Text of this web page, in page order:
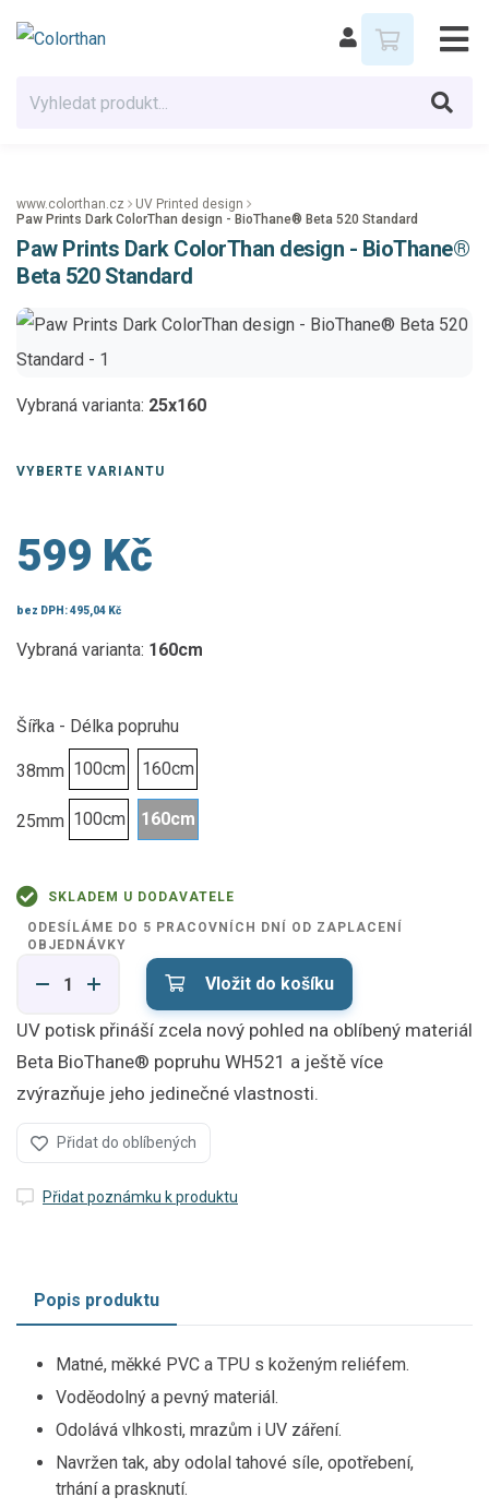
www.colorthan.cz
UV Printed design
Paw Prints Dark ColorThan design - BioThane® Beta 520 Standard
Paw Prints Dark ColorThan design - BioThane®
Beta 520 Standard
Vybraná varianta: 25x160
VYBERTE VARIANTU
UV potisk přináší zcela nový pohled na oblíbený materiál
Beta BioThane® popruhu WH521 a ještě více
zvýrazňuje jeho jedinečné vlastnosti.
599 Kč
bez DPH:495,04 Kč
Vybraná varianta: 160cm
Šířka - Délka popruhu
38mm 100cm 160cm
25mm 100cm 160cm
Vložit do košíku
Přidat do oblíbených
Přidat poznámku k produktu
SKLADEM U DODAVATELE
ODESÍLÁME DO 5 PRACOVNÍCH DNÍ OD ZAPLACENÍ
OBJEDNÁVKY
Popis produktu
Matné, měkké PVC a TPU s koženým reliéfem.
Voděodolný a pevný materiál.
Odolává vlhkosti, mrazům i UV záření.
Navržen tak, aby odolal tahové síle, opotřebení,
trhání a prasknutí.